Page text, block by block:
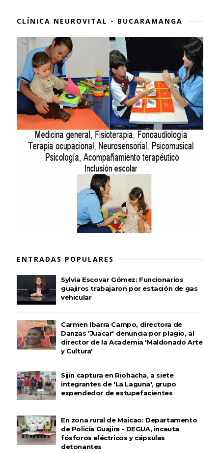
CLÍNICA NEUROVITAL - BUCARAMANGA
ENTRADAS POPULARES
Sylvia Escovar Gómez: Funcionarios
guajiros trabajaron por estación de gas
vehicular
Carmen Ibarra Campo, directora de
Danzas 'Juacar' denuncia por plagio, al
director de la Academia 'Maldonado Arte
y Cultura'
Sijin captura en Riohacha, a siete
integrantes de 'La Laguna', grupo
expendedor de estupefacientes
En zona rural de Maicao: Departamento
de Policía Guajira - DEGUA, incauta
fósforos eléctricos y cápsulas
detonantes